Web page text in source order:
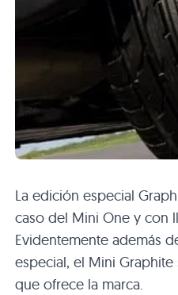
La edición especial
caso del Mini One y con
Evidentemente además
especial, el Mini
que ofrece la marca.